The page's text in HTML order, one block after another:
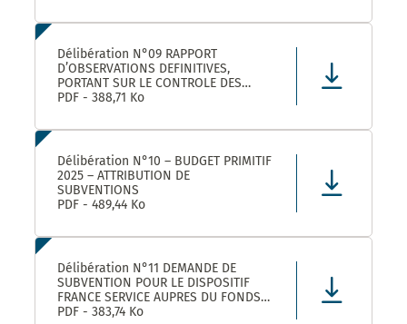
LEZ ET SES ETABLISSEMENTS
LIVRAISON ET LA GESTION DE TITRES
RESTAURANT E
Délibération N°09 RAPPORT
D’OBSERVATIONS DEFINITIVES,
PORTANT SUR LE CONTROLE DES
COMPTES ET DE LA GESTION DE
METROPOLE AU TITRE DES EXERCICES
PDF - 388,71 Ko
Délibération N°10 – BUDGET PRIMITIF
2025 – ATTRIBUTION DE
SUBVENTIONS
PDF - 489,44 Ko
Délibération N°11 DEMANDE DE
SUBVENTION POUR LE DISPOSITIF
FRANCE SERVICE AUPRES DU FONDS
NATIONAL D’AMENAGEMENT ET DE
PDF - 383,74 Ko